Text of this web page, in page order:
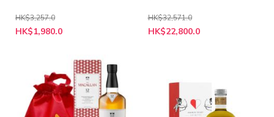
HK$3,257.0
特
殊
HK$1,980.0
HK$32,571.0
特
殊
HK$22,800.0